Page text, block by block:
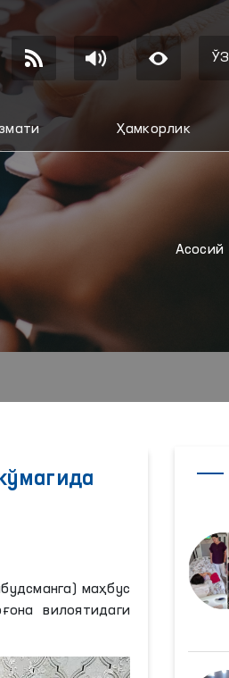
ЎЗ
Ҳамкорлик
Aсосий
маҳбус
вилоятидаги